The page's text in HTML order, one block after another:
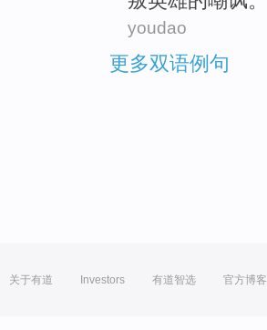
youdao
更多双语例句
关于有道 Investors 有道智选 官方博客